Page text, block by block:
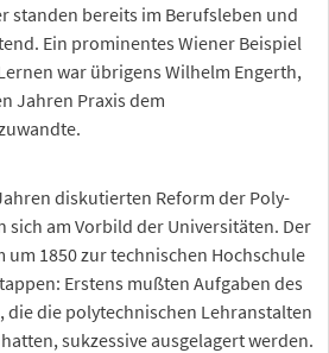
standen bereits im Berufsleben und
Ein prominentes Wiener Beispiel
war übrigens Wilhelm Engerth,
Jahren Praxis dem
diskutierten Reform der Poly-
am Vorbild der Universitäten. Der
um 1850 zur technischen Hochschule
Erstens mußten Aufgaben des
die die polytechnischen Lehranstalten
sukzessive ausgelagert werden.